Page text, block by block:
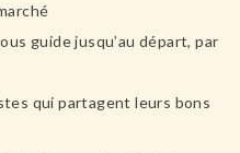
guide jusqu’au départ, par
qui partagent leurs bons